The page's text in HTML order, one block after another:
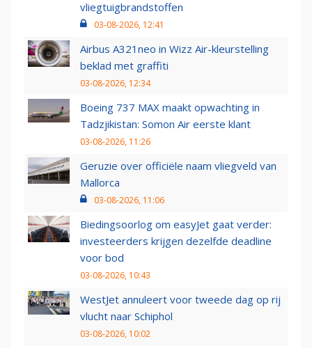
vliegtuigbrandstoffen
03-08-2026, 12:41
Airbus A321neo in Wizz Air-kleurstelling
beklad met graffiti
03-08-2026, 12:34
Boeing 737 MAX maakt opwachting in
Tadzjikistan: Somon Air eerste klant
03-08-2026, 11:26
Geruzie over officiële naam vliegveld van
Mallorca
03-08-2026, 11:06
Biedingsoorlog om easyJet gaat verder:
investeerders krijgen dezelfde deadline
voor bod
03-08-2026, 10:43
WestJet annuleert voor tweede dag op rij
vlucht naar Schiphol
03-08-2026, 10:02